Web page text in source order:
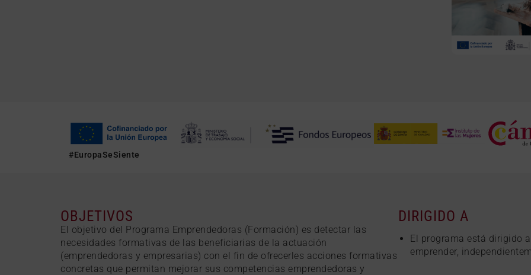
#EuropaSeSiente
OBJETIVOS
El objetivo del Programa Emprendedoras (Formación) es detectar las
necesidades formativas de las beneficiarias de la actuación
(emprendedoras y empresarias) con el fin de ofrecerles acciones formativas
concretas que permitan mejorar sus competencias emprendedoras y
DIRIGIDO A
El programa está dirigido
emprender,